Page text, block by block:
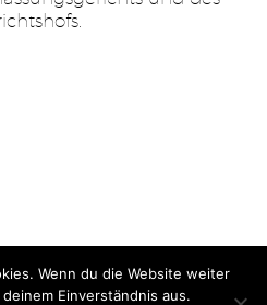
Datenschutz
| Gutsch & Schlegel
Wenn du die Website weiter
Einverständnis aus.